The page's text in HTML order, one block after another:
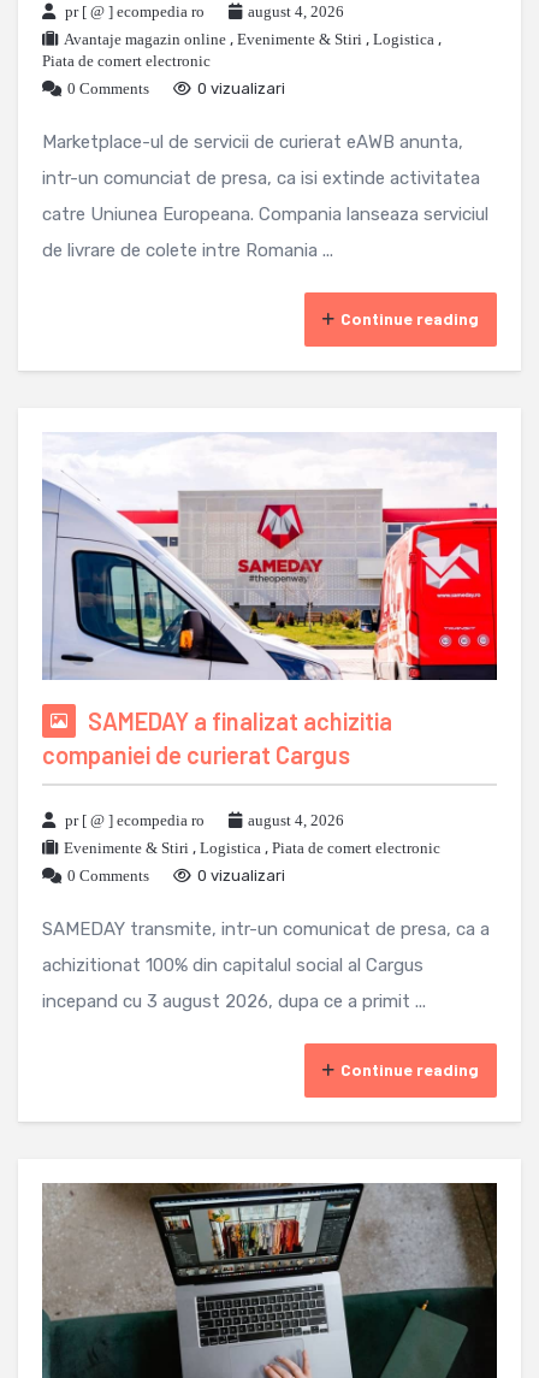
pr [ @ ] ecompedia ro
august 4, 2026
Avantaje magazin online , Evenimente & Stiri , Logistica ,
Piata de comert electronic
0 Comments
0 vizualizari
Marketplace-ul de servicii de curierat eAWB anunta,
intr-un comunciat de presa, ca isi extinde activitatea
catre Uniunea Europeana. Compania lanseaza serviciul
de livrare de colete intre Romania ...
Continue reading
SAMEDAY a finalizat achizitia
companiei de curierat Cargus
pr [ @ ] ecompedia ro
august 4, 2026
Evenimente & Stiri , Logistica , Piata de comert electronic
0 Comments
0 vizualizari
SAMEDAY transmite, intr-un comunicat de presa, ca a
achizitionat 100% din capitalul social al Cargus
incepand cu 3 august 2026, dupa ce a primit ...
Continue reading